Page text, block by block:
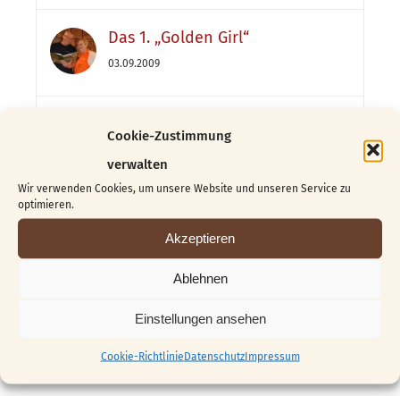
Cookie-Zustimmung
verwalten
Wir verwenden Cookies, um unsere Website und unseren Service zu
optimieren.
Akzeptieren
Ablehnen
Einstellungen ansehen
Cookie-RichtlinieDatenschutzImpressum
Das 1. „Golden Girl“
03.09.2009
Blog
Kunsthandwerk